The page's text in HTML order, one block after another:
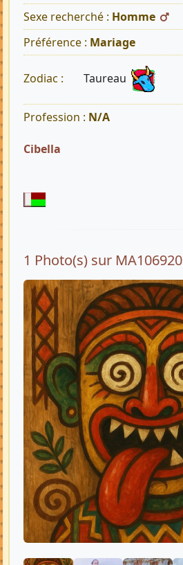
Sexe recherché : Homme
Préférence : Mariage
Zodiac : Taureau
Profession : N/A
Cibella
1 Photo(s) sur MA106920